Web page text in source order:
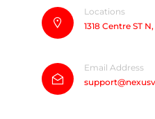
Locations
1318 Centre ST
Email Address